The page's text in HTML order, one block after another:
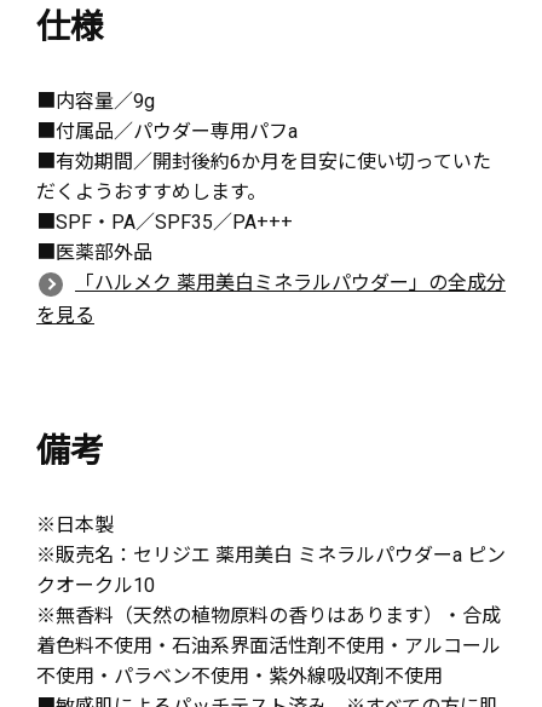
仕様
■内容量／9g
■付属品／パウダー専用パフa
■有効期間／開封後約6か月を目安に使い切っていた
だくようおすすめします。
■SPF・PA／SPF35／PA+++
■医薬部外品
「ハルメク 薬用美白ミネラルパウダー」の全成分
を見る
備考
※日本製
※販売名：セリジエ 薬用美白 ミネラルパウダーa ピン
クオークル10
※無香料（天然の植物原料の香りはあります）・合成
着色料不使用・石油系界面活性剤不使用・アルコール
不使用・パラベン不使用・紫外線吸収剤不使用